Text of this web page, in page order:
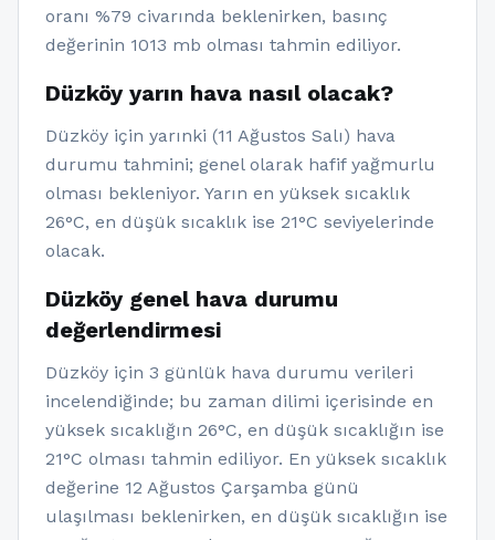
oranı %79 civarında beklenirken, basınç
değerinin 1013 mb olması tahmin ediliyor.
Düzköy yarın hava nasıl olacak?
Düzköy için yarınki (11 Ağustos Salı) hava
durumu tahmini; genel olarak hafif yağmurlu
olması bekleniyor. Yarın en yüksek sıcaklık
26°C, en düşük sıcaklık ise 21°C seviyelerinde
olacak.
Düzköy genel hava durumu
değerlendirmesi
Düzköy için 3 günlük hava durumu verileri
incelendiğinde; bu zaman dilimi içerisinde en
yüksek sıcaklığın 26°C, en düşük sıcaklığın ise
21°C olması tahmin ediliyor. En yüksek sıcaklık
değerine 12 Ağustos Çarşamba günü
ulaşılması beklenirken, en düşük sıcaklığın ise